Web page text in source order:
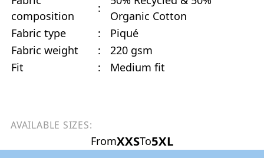
composition
:
Organic Cotton
Fabric type
:
Piqué
Fabric weight
:
220 gsm
Fit
: Medium fit
AVAILABLE SIZES:
FromXXSTo5XL